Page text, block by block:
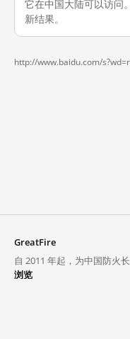
它在中国大陆可以访问
新结果。
http://www.baidu.com/
GreatFire
自 2011 年起，为中国防火
浏览